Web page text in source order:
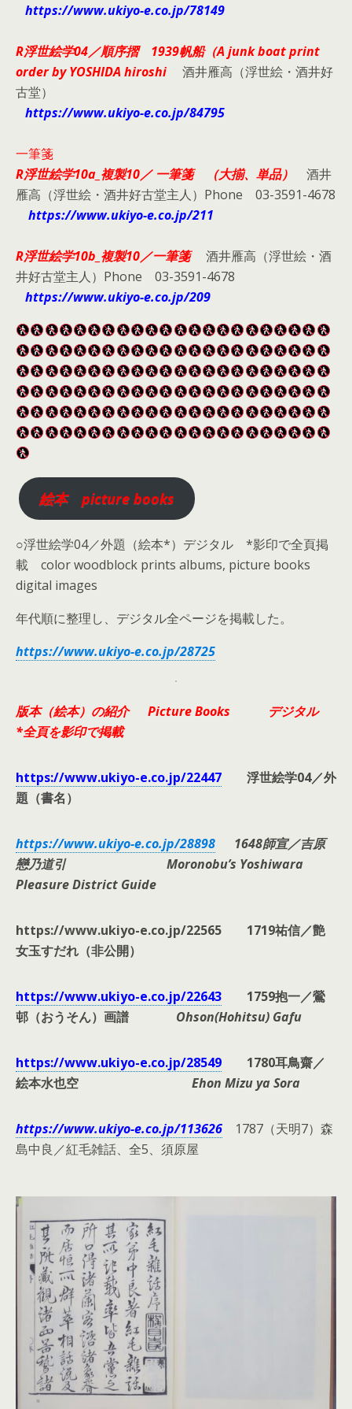
https://www.ukiyo-e.co.jp/78149
R浮世絵学04／順序摺 1939帆船（A junk boat print
order by YOSHIDA hiroshi
酒井雁高（浮世絵・酒井好
古堂）
https://www.ukiyo-e.co.jp/84795
一筆箋
R浮世絵学10a_複製10／ 一筆箋 （大揃、単品）
酒井
雁高（浮世絵・酒井好古堂主人）Phone 03-3591-4678
https://www.ukiyo-e.co.jp/211
R浮世絵学10b_複製10／一筆箋酒井雁高（浮世絵・酒
井好古堂主人）Phone 03-3591-4678
https://www.ukiyo-e.co.jp/209
絵本 picture books
○浮世絵学04／外題（絵本*）デジタル *影印で全頁掲
載 color woodblock prints albums, picture books
digital images
年代順に整理し、デジタル全ページを掲載した。
https://www.ukiyo-e.co.jp/28725
版本（絵本）の紹介 Picture Books デジタル
*全頁を影印で掲載
https://www.ukiyo-e.co.jp/22447 浮世絵学04／外
題（書名）
https://www.ukiyo-e.co.jp/28898 1648師宣／吉原
戀乃道引 Moronobu’s Yoshiwara
Pleasure District Guide
https://www.ukiyo-e.co.jp/22565 1719祐信／艶
女玉すだれ（非公開）
https://www.ukiyo-e.co.jp/22643 1759抱一／鶯
邨（おうそん）画譜 Ohson(Hohitsu) Gafu
https://www.ukiyo-e.co.jp/28549 1780耳鳥齋／
絵本水也空 Ehon Mizu ya Sora
https://www.ukiyo-e.co.jp/113626 1787（天明7）森
島中良／紅毛雑話、全5、須原屋